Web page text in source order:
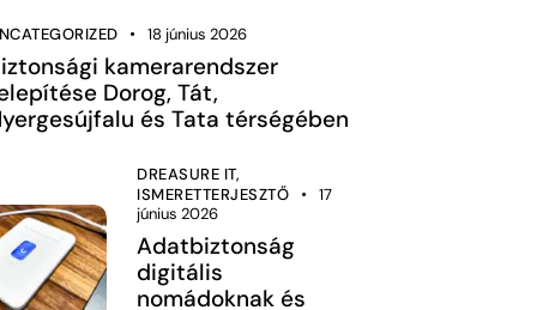
18 június 2026
kamerarendszer
Dorog, Tát,
és Tata térségében
DREASURE IT,
ISMERETTERJESZTŐ
17
június 2026
Adatbiztonság
digitális
nomádoknak és